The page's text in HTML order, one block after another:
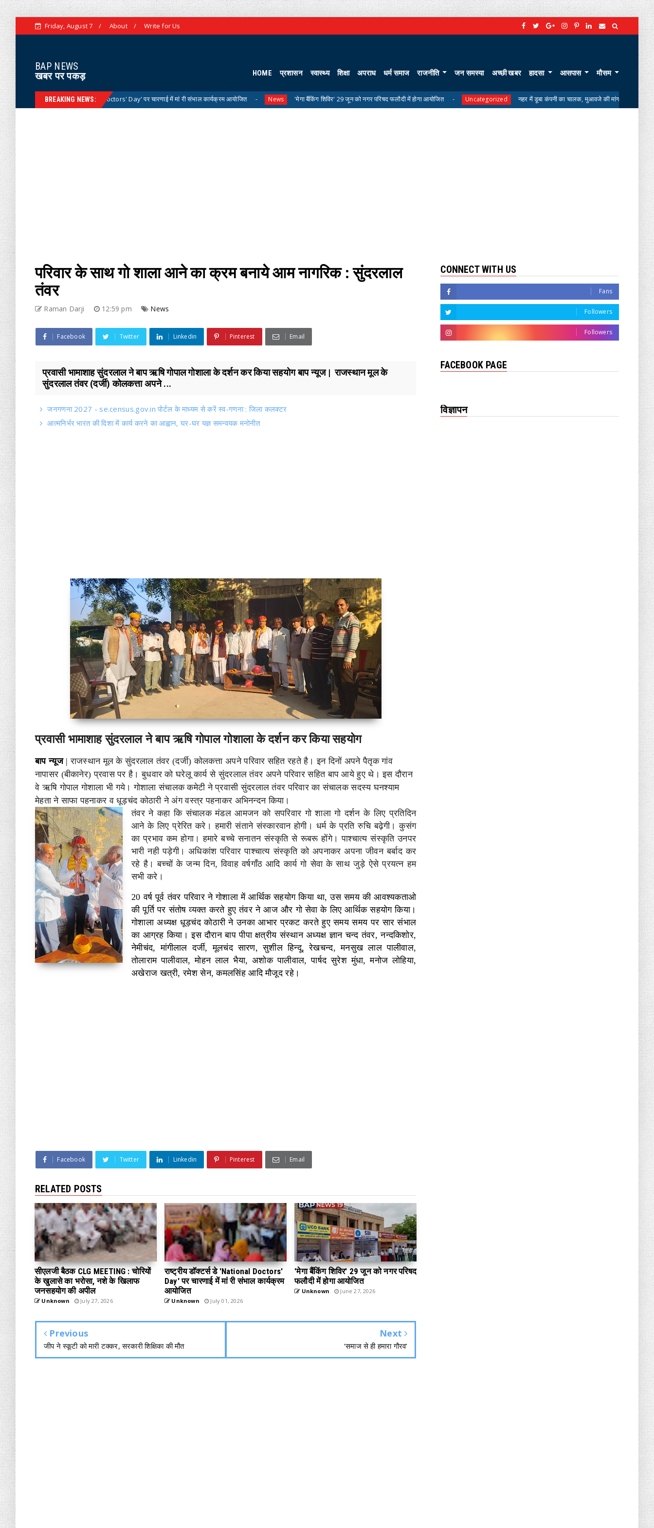
Friday, August 7 About Write for Us
BAP NEWS
खबर पर पकड़
HOME प्रशासन स्वास्थ्य शिक्षा अपराध धर्म समाज राजनीति जन समस्या अच्छी खबर हादसा आसपास मौसम
BREAKING NEWS:
डॉक्टर्स डे 'National Doctors' Day' पर चारणाई में मां री संभाल कार्यक्रम आयोजित News 'मेगा बैंकिंग शिविर' 29 जून को नगर परिषद फलौदी में होगा आयोजित Uncategorized नहर में डूबा कंपनी का चालक, मुआवजे की मांग पर परिजनों का शव लेने से इनकार
परिवार के साथ गो शाला आने का क्रम बनाये आम नागरिक : सुंदरलाल
तंवर
Raman Darji 12:59 pm News
Facebook Twitter Linkedin Pinterest Email
प्रवासी भामाशाह सुंदरलाल ने बाप ऋषि गोपाल गोशाला के दर्शन कर किया सहयोग बाप न्यूज | राजस्थान मूल के
सुंदरलाल तंवर (दर्जी) कोलकत्ता अपने ...
जनगणना 2027 - se.census.gov.in पोर्टल के माध्यम से करें स्व-गणना : जिला कलक्टर
आत्मनिर्भर भारत की दिशा में कार्य करने का आह्वान, घर-घर यज्ञ समन्वयक मनोनीत
प्रवासी भामाशाह सुंदरलाल ने बाप ऋषि गोपाल गोशाला के दर्शन कर किया सहयोग
बाप न्यूज|राजस्थान मूल के सुंदरलाल तंवर (दर्जी) कोलकत्ता अपने परिवार सहित रहते है। इन दिनों अपने पैतृक गांव
नापासर (बीकानेर) प्रवास पर है। बुधवार को घरेलू कार्य से सुंदरलाल तंवर अपने परिवार सहित बाप आये हुए थे। इस दौरान
वे ऋषि गोपाल गोशाला भी गये। गोशाला संचालक कमेटी ने प्रवासी सुंदरलाल तंवर परिवार का संचालक सदस्य घनश्याम
मेहता ने साफा पहनाकर व धूड़चंद कोठारी ने अंग वस्त्र पहनाकर अभिनन्दन किया।
तंवर ने कहा कि संचालक मंडल आमजन को सपरिवार गो शाला गो दर्शन के लिए प्रतिदिन
आने के लिए प्रेरित करे। हमारी संताने संस्कारवान होगी। धर्म के प्रति रुचि बढ़ेगी। कुसंग
का प्रभाव कम होगा। हमारे बच्चे सनातन संस्कृति से रूबरू होंगे। पाश्चात्य संस्कृति उनपर
भारी नही पड़ेगी। अधिकांश परिवार पाश्चात्य संस्कृति को अपनाकर अपना जीवन बर्बाद कर
रहे है। बच्चों के जन्म दिन, विवाह वर्षगाँठ आदि कार्य गो सेवा के साथ जुड़े ऐसे प्रयत्न हम
सभी करे।
20 वर्ष पूर्व तंवर परिवार ने गोशाला में आर्थिक सहयोग किया था, उस समय की आवश्यकताओ
की पूर्ति पर संतोष व्यक्त करते हुए तंवर ने आज और गो सेवा के लिए आर्थिक सहयोग किया।
गोशाला अध्यक्ष धूड़चंद कोठारी ने उनका आभार प्रकट करते हुए समय समय पर सार संभाल
का आग्रह किया। इस दाैरान बाप पीपा क्षत्रीय संस्थान अध्यक्ष ज्ञान चन्द तंवर, नन्दकिशोर,
नेमीचंद, मांगीलाल दर्जी, मूलचंद सारण, सुशील हिन्दू, रेखचन्द, मनसुख लाल पालीवाल,
तोलाराम पालीवाल, मोहन लाल भैया, अशोक पालीवाल, पार्षद सुरेश मुंधा, मनोज लोहिया,
अखेराज खत्री, रमेश सेन, कमलसिंह आदि मौजूद रहे।
Facebook Twitter Linkedin Pinterest Email
RELATED POSTS
सीएलजी बैठक CLG MEETING : चोरियों
के खुलासे का भरोसा, नशे के खिलाफ
जनसहयोग की अपील
Unknown July 27, 2026
राष्ट्रीय डॉक्टर्स डे 'National Doctors'
Day' पर चारणाई में मां री संभाल कार्यक्रम
आयोजित
Unknown July 01, 2026
'मेगा बैंकिंग शिविर' 29 जून को नगर परिषद
फलौदी में होगा आयोजित
Unknown June 27, 2026
Previous
जीप ने स्कूटी को मारी टक्कर, सरकारी शिक्षिका की मौत
Next
‘समाज से ही हमारा गौरव’
CONNECT WITH US
Fans
Followers
Followers
FACEBOOK PAGE
विज्ञापन